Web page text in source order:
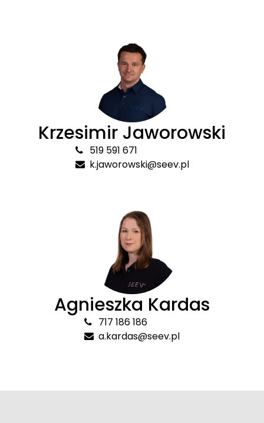
Krzesimir Jaworowski
519 591 671
k.jaworowski@seev.pl
Agnieszka Kardas
717 186 186
a.kardas@seev.pl